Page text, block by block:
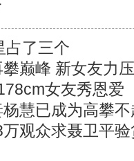
占了三个
巅峰 新女友力
女友秀恩爱
慧已成为高攀
观众求聂卫平验